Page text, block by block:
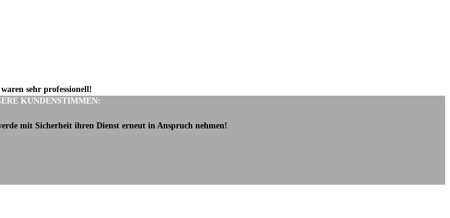
KUNDENSTIMMEN:
sehr professionell!
mit Sicherheit ihren Dienst erneut in Anspruch nehmen!